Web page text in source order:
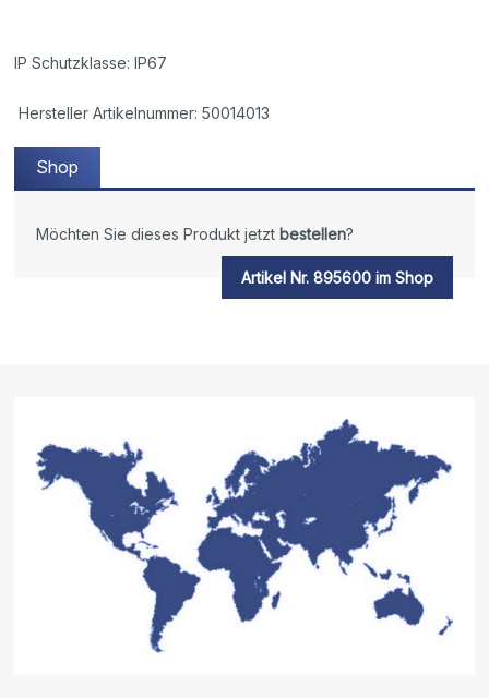
IP Schutzklasse: IP67
Hersteller Artikelnummer: 50014013
Shop
Möchten Sie dieses Produkt jetzt bestellen?
Artikel Nr. 895600 im Shop